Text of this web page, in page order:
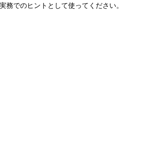
でのヒントとして使ってください。